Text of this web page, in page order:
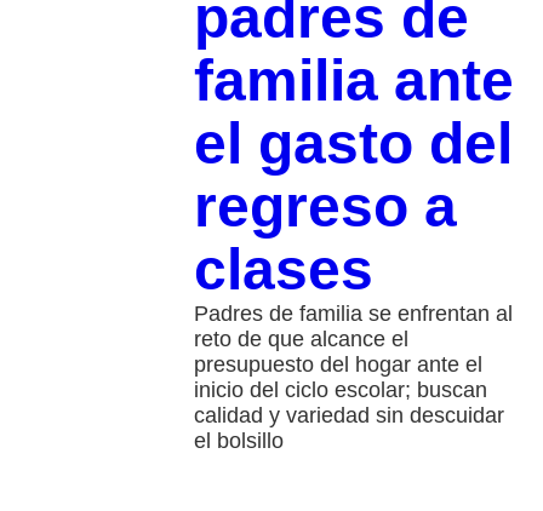
padres de
familia ante
el gasto del
regreso a
clases
Padres de familia se enfrentan al
reto de que alcance el
presupuesto del hogar ante el
inicio del ciclo escolar; buscan
calidad y variedad sin descuidar
el bolsillo